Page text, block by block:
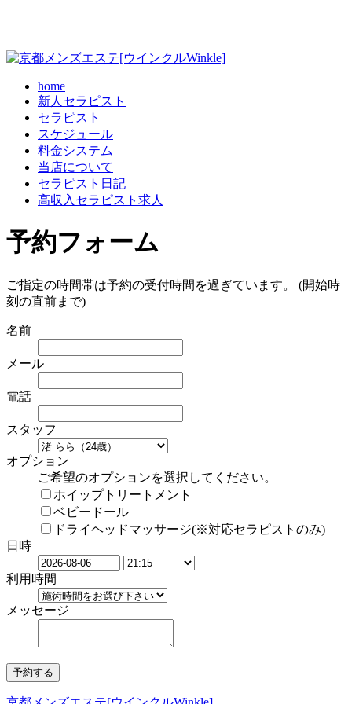
home
新人セラピスト
セラピスト
スケジュール
料金システム
当店について
セラピスト日記
高収入セラピスト求人
予約フォーム
ご指定の時間帯は予約の受付時間を過ぎています。 (開始時
刻の直前まで)
名前
メール
電話
スタッフ
オプション
ご希望のオプションを選択してください。
ホイップトリートメント
ベビードール
ドライヘッドマッサージ(※対応セラピストのみ)
日時
利用時間
メッセージ